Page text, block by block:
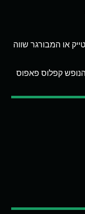
או המבורגר שווה